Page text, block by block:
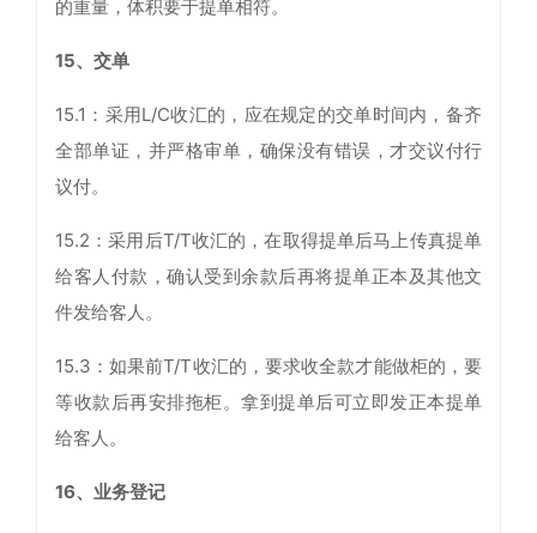
的重量，体积要于提单相符。
15、交单
15.1：采用L/C收汇的，应在规定的交单时间内，备齐
全部单证，并严格审单，确保没有错误，才交议付行
议付。
15.2：采用后T/T收汇的，在取得提单后马上传真提单
给客人付款，确认受到余款后再将提单正本及其他文
件发给客人。
15.3：如果前T/T收汇的，要求收全款才能做柜的，要
等收款后再安排拖柜。拿到提单后可立即发正本提单
给客人。
16、业务登记